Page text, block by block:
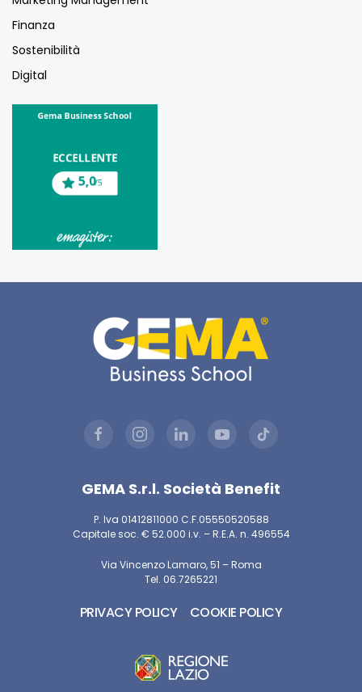
Finanza
Sostenibilità
Digital
GEMA S.r.l. Società Benefit
P. Iva 01412811000 C.F.05550520588
Capitale soc. € 52.000 i.v. – R.E.A. n. 496554
Via Vincenzo Lamaro, 51 – Roma
Tel. 06.7265221
PRIVACY POLICY COOKIE POLICY